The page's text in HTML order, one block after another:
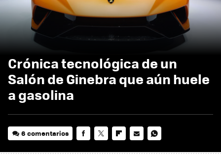
Crónica tecnológica de un
Salón de Ginebra que aún huele
a gasolina
6 comentarios